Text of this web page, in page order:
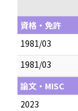
資格・免許
1981/03
1981/03
論文・MISC
2023